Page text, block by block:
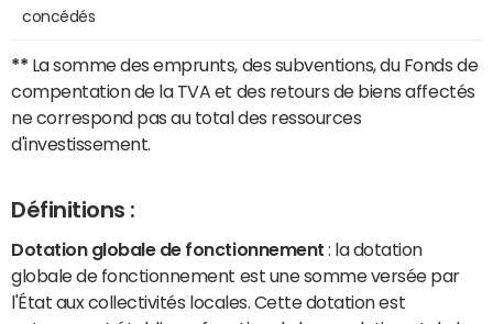
concédés
** La somme des emprunts, des subventions, du Fonds de
compentation de la TVA et des retours de biens affectés
ne correspond pas au total des ressources
d'investissement.
Définitions :
Dotation globale de fonctionnement : la dotation
globale de fonctionnement est une somme versée par
l'État aux collectivités locales. Cette dotation est